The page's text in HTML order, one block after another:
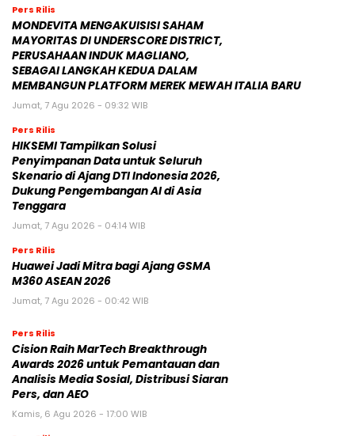
Pers Rilis
MONDEVITA MENGAKUISISI SAHAM
MAYORITAS DI UNDERSCORE DISTRICT,
PERUSAHAAN INDUK MAGLIANO,
SEBAGAI LANGKAH KEDUA DALAM
MEMBANGUN PLATFORM MEREK MEWAH ITALIA BARU
Jumat, 7 Agu 2026 - 09:32 WIB
Pers Rilis
HIKSEMI Tampilkan Solusi
Penyimpanan Data untuk Seluruh
Skenario di Ajang DTI Indonesia 2026,
Dukung Pengembangan AI di Asia
Tenggara
Jumat, 7 Agu 2026 - 04:14 WIB
Pers Rilis
Huawei Jadi Mitra bagi Ajang GSMA
M360 ASEAN 2026
Jumat, 7 Agu 2026 - 00:42 WIB
Pers Rilis
Cision Raih MarTech Breakthrough
Awards 2026 untuk Pemantauan dan
Analisis Media Sosial, Distribusi Siaran
Pers, dan AEO
Kamis, 6 Agu 2026 - 17:00 WIB